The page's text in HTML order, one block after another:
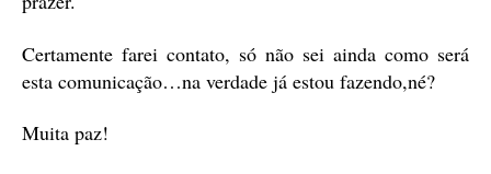
Certamente farei contato, só não sei ainda como será
esta comunicação…na verdade já estou fazendo,né?
Muita paz!